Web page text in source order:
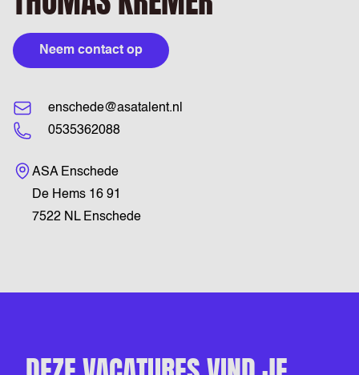
Neem contact op
enschede@asatalent.nl
0535362088
Bezoekadres
ASA Enschede
De Hems 16 91
7522 NL Enschede